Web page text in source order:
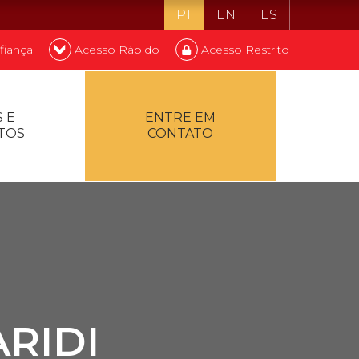
PT EN ES
Acesso Rápido Acesso Restrito
E
ENTRE EM
CONTATO